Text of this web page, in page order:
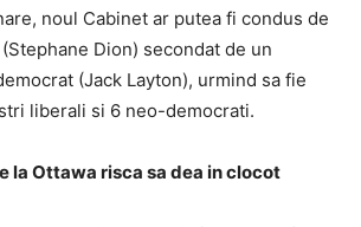
noul Cabinet ar putea fi condus de
Dion) secondat de un
(Jack Layton), urmind sa fie
liberali si 6 neo-democrati.
la Ottawa risca sa dea in clocot